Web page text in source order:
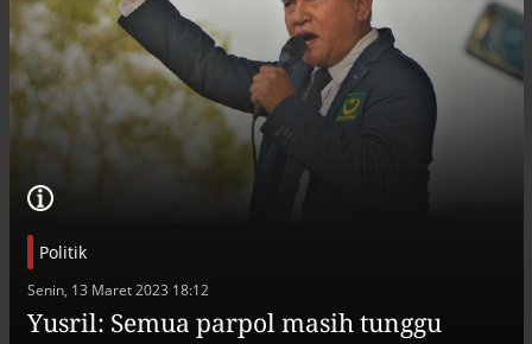
Politik
Senin, 13 Maret 2023 18:12
Yusril: Semua parpol masih tunggu
Efek jera untuk pejabat abai LHKPN
Alinea.id - Peristiwa